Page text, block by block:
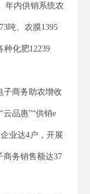
年内供销系统农
吨、农膜1395
种化肥12239
子商务助农增收
云品惠”“供销e
业达4户，开展
商务销售额达37